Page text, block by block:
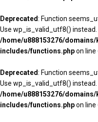
Deprecated: Function
Use wp_is_valid_utf8() instead.
/home/u888153276/
includes/functions.phpon line
Deprecated: Function
Use wp_is_valid_utf8() instead.
/home/u888153276/
includes/functions.phpon line